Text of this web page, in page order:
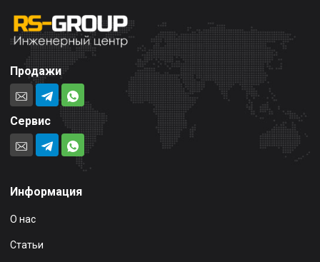
Продажи
Сервис
Информация
О нас
Статьи